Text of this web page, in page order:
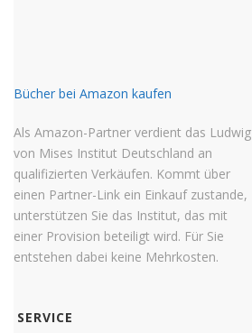
Bücher bei Amazon kaufen
Als Amazon-Partner verdient das Ludwig
von Mises Institut Deutschland an
qualifizierten Verkäufen. Kommt über
einen Partner-Link ein Einkauf zustande,
unterstützen Sie das Institut, das mit
einer Provision beteiligt wird. Für Sie
entstehen dabei keine Mehrkosten.
SERVICE